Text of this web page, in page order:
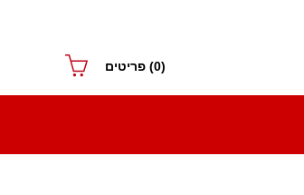
(0) פריטים